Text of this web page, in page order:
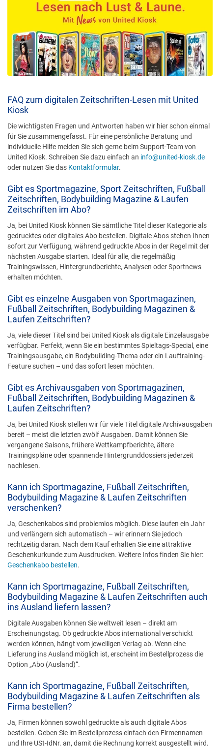
FAQ zum digitalen Zeitschriften-Lesen mit United
Kiosk
Die wichtigsten Fragen und Antworten haben wir hier schon einmal
für Sie zusammengefasst. Für eine persönliche Beratung und
individuelle Hilfe melden Sie sich gerne beim Support-Team von
United Kiosk. Schreiben Sie dazu einfach an info@united-kiosk.de
oder nutzen Sie das Kontaktformular.
Gibt es Sportmagazine, Sport Zeitschriften, Fußball
Zeitschriften, Bodybuilding Magazine & Laufen
Zeitschriften im Abo?
Ja, bei United Kiosk können Sie sämtliche Titel dieser Kategorie als
gedrucktes oder digitales Abo bestellen. Digitale Abos stehen Ihnen
sofort zur Verfügung, während gedruckte Abos in der Regel mit der
nächsten Ausgabe starten. Ideal für alle, die regelmäßig
Trainingswissen, Hintergrundberichte, Analysen oder Sportnews
erhalten möchten.
Gibt es einzelne Ausgaben von Sportmagazinen,
Fußball Zeitschriften, Bodybuilding Magazinen &
Laufen Zeitschriften?
Ja, viele dieser Titel sind bei United Kiosk als digitale Einzelausgabe
verfügbar. Perfekt, wenn Sie ein bestimmtes Spieltags-Special, eine
Trainingsausgabe, ein Bodybuilding-Thema oder ein Lauftraining-
Feature suchen – und das sofort lesen möchten.
Gibt es Archivausgaben von Sportmagazinen,
Fußball Zeitschriften, Bodybuilding Magazinen &
Laufen Zeitschriften?
Ja, bei United Kiosk stellen wir für viele Titel digitale Archivausgaben
bereit – meist die letzten zwölf Ausgaben. Damit können Sie
vergangene Saisons, frühere Wettkampfberichte, ältere
Trainingspläne oder spannende Hintergrunddossiers jederzeit
nachlesen.
Kann ich Sportmagazine, Fußball Zeitschriften,
Bodybuilding Magazine & Laufen Zeitschriften
verschenken?
Ja, Geschenkabos sind problemlos möglich. Diese laufen ein Jahr
und verlängern sich automatisch – wir erinnern Sie jedoch
rechtzeitig daran. Nach dem Kauf erhalten Sie eine attraktive
Geschenkurkunde zum Ausdrucken. Weitere Infos finden Sie hier:
Geschenkabo bestellen.
Kann ich Sportmagazine, Fußball Zeitschriften,
Bodybuilding Magazine & Laufen Zeitschriften auch
ins Ausland liefern lassen?
Digitale Ausgaben können Sie weltweit lesen – direkt am
Erscheinungstag. Ob gedruckte Abos international verschickt
werden können, hängt vom jeweiligen Verlag ab. Wenn eine
Lieferung ins Ausland möglich ist, erscheint im Bestellprozess die
Option „Abo (Ausland)“.
Kann ich Sportmagazine, Fußball Zeitschriften,
Bodybuilding Magazine & Laufen Zeitschriften als
Firma bestellen?
Ja, Firmen können sowohl gedruckte als auch digitale Abos
bestellen. Geben Sie im Bestellprozess einfach den Firmennamen
und Ihre USt-IdNr. an, damit die Rechnung korrekt ausgestellt wird.